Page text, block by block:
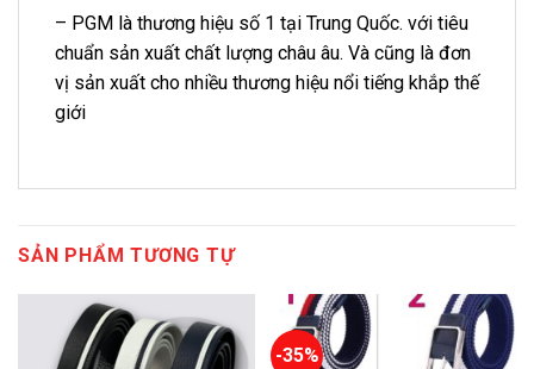
– PGM là thương hiệu số 1 tại Trung Quốc. với tiêu
chuẩn sản xuất chất lượng châu âu. Và cũng là đơn
vị sản xuất cho nhiều thương hiệu nổi tiếng khắp thế
giới
SẢN PHẨM TƯƠNG TỰ
-35%